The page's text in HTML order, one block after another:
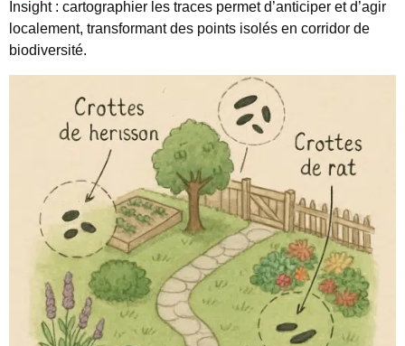
Insight : cartographier les traces permet d’anticiper et d’agir
localement, transformant des points isolés en corridor de
biodiversité.